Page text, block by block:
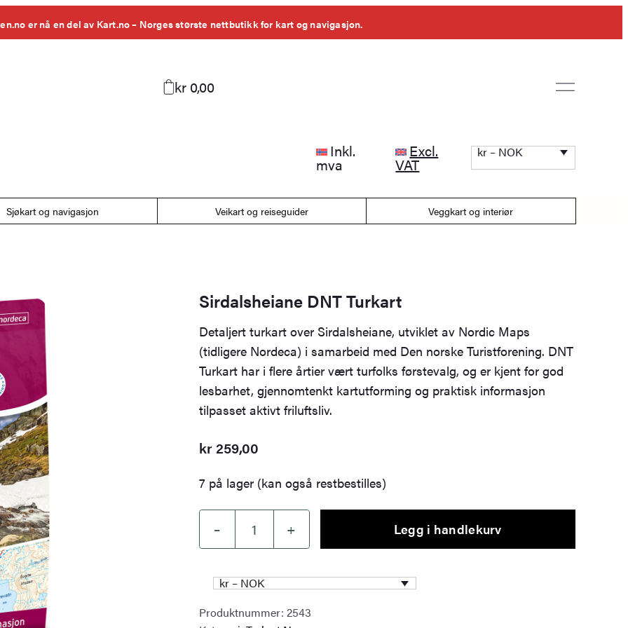
er nå en del av Kart.no – Norges største nettbutikk for kart og navigasjon.
kr 0,00
Inkl.
mva
Excl.
VAT
kr – NOK
Sjøkart og navigasjon Veikart og reiseguider Veggkart og interiør
Sirdalsheiane DNT Turkart
Detaljert turkart over Sirdalsheiane, utviklet av Nordic Maps
(tidligere Nordeca) i samarbeid med Den norske Turistforening. DNT
Turkart har i flere årtier vært turfolks førstevalg, og er kjent for god
lesbarhet, gjennomtenkt kartutforming og praktisk informasjon
tilpasset aktivt friluftsliv.
kr259,00
7 på lager (kan også restbestilles)
–
Sirdalsheiane
Turkart
antall
+ Legg i handlekurv
kr – NOK
Produktnummer: 2543